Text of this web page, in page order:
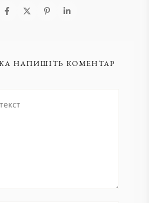
НАПИШІТЬ КОМЕНТАР